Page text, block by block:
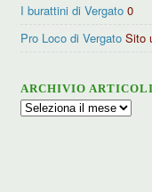
I burattini di Vergato 0
Pro Loco di Vergato Sito
ARCHIVIO ARTICOLI
Archivio